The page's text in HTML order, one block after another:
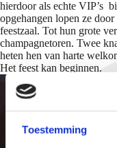
Toestemming
hierdoor als echte VIP’s
opgehangen lopen ze
feestzaal. Tot hun grote
champagnetoren. Twee
heten hen van harte
Het feest kan beginnen.